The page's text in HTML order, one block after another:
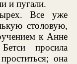
и пугали.
Все уже
столовую,
к Анне
просила
она